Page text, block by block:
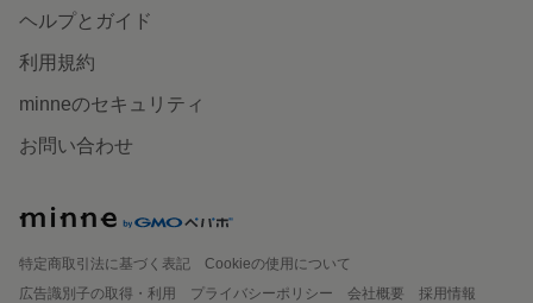
ヘルプとガイド
利用規約
minneのセキュリティ
お問い合わせ
特定商取引法に基づく表記
Cookieの使用について
広告識別子の取得・利用
プライバシーポリシー 会社概要
採用情報